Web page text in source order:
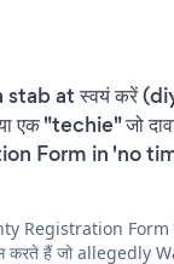
stab at स्वयं करें
"techie" जो
Form in 'no time'
Registration Form
करते हैं जो allegedly